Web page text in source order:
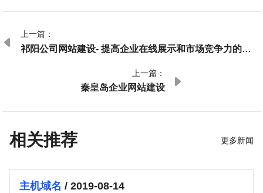

上一篇：
祁阳公司网站建设- 提高企业在线展示和市场竞争力的重
上一篇：
秦皇岛企业网站建设

相关推荐 更多新闻
主机域名/ 2019-08-14